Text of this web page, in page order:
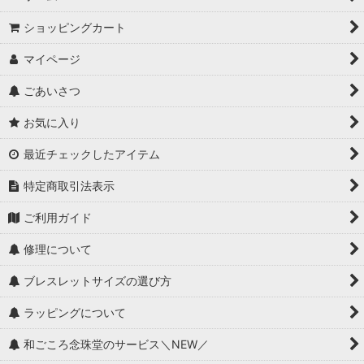
ショッピングカート
マイページ
ごあいさつ
お気に入り
最近チェックしたアイテム
特定商取引法表示
ご利用ガイド
修理について
ブレスレットサイズの選び方
ラッピングについて
和ごころ念珠堂のサービス＼NEW／